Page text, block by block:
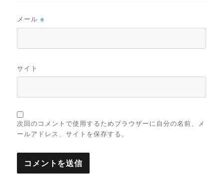
メール※
サイト
次回のコメントで使用するためブラウザーに自分の名前、メ
ールアドレス、サイトを保存する。